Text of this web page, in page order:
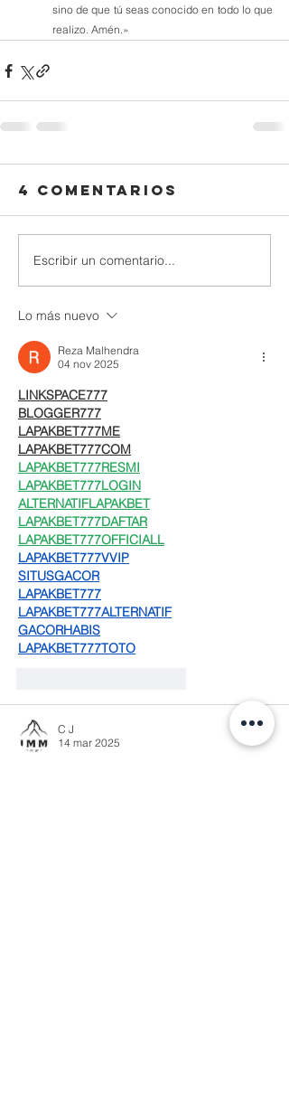
sino de que tú seas conocido en todo lo que
realizo. Amén.»
4 comentarios
Escribir un comentario...
Lo más nuevo
Reza Malhendra
04 nov 2025
LINKSPACE777
BLOGGER777
LAPAKBET777ME
LAPAKBET777COM
LAPAKBET777RESMI
LAPAKBET777LOGIN
ALTERNATIFLAPAKBET
LAPAKBET777DAFTAR
LAPAKBET777OFFICIALL
LAPAKBET777VVIP
SITUSGACOR
LAPAKBET777
LAPAKBET777ALTERNATIF
GACORHABIS
LAPAKBET777TOTO
C J
14 mar 2025